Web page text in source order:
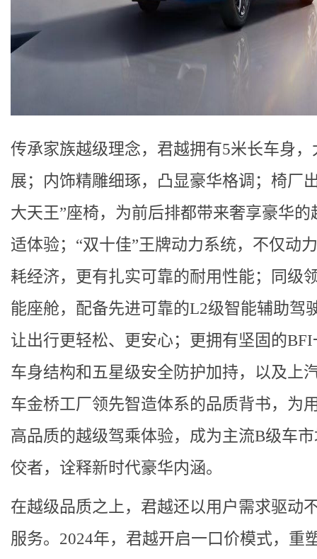
传承家族越级理念，君越拥有5米长车身，
展；内饰精雕细琢，凸显豪华格调；椅厂
大天王”座椅，为前后排都带来奢享豪华的
适体验；“双十佳”王牌动力系统，不仅动
耗经济，更有扎实可靠的耐用性能；同级
能座舱，配备先进可靠的L2级智能辅助驾
让出行更轻松、更安心；更拥有坚固的BFI
车身结构和五星级安全防护加持，以及上
车金桥工厂领先智造体系的品质背书，为
高品质的越级驾乘体验，成为主流B级车
佼者，诠释新时代豪华内涵。
在越级品质之上，君越还以用户需求驱动
服务。2024年，君越开启一口价模式，重